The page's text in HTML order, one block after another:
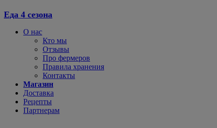
Еда 4 сезона
О нас
Кто мы
Отзывы
Про фермеров
Правила хранения
Контакты
Магазин
Доставка
Рецепты
Партнерам